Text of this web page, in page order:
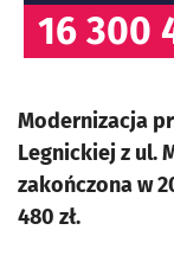
16 300
Modernizacja
Legnickiej z ul.
zakończona w
480 zł.